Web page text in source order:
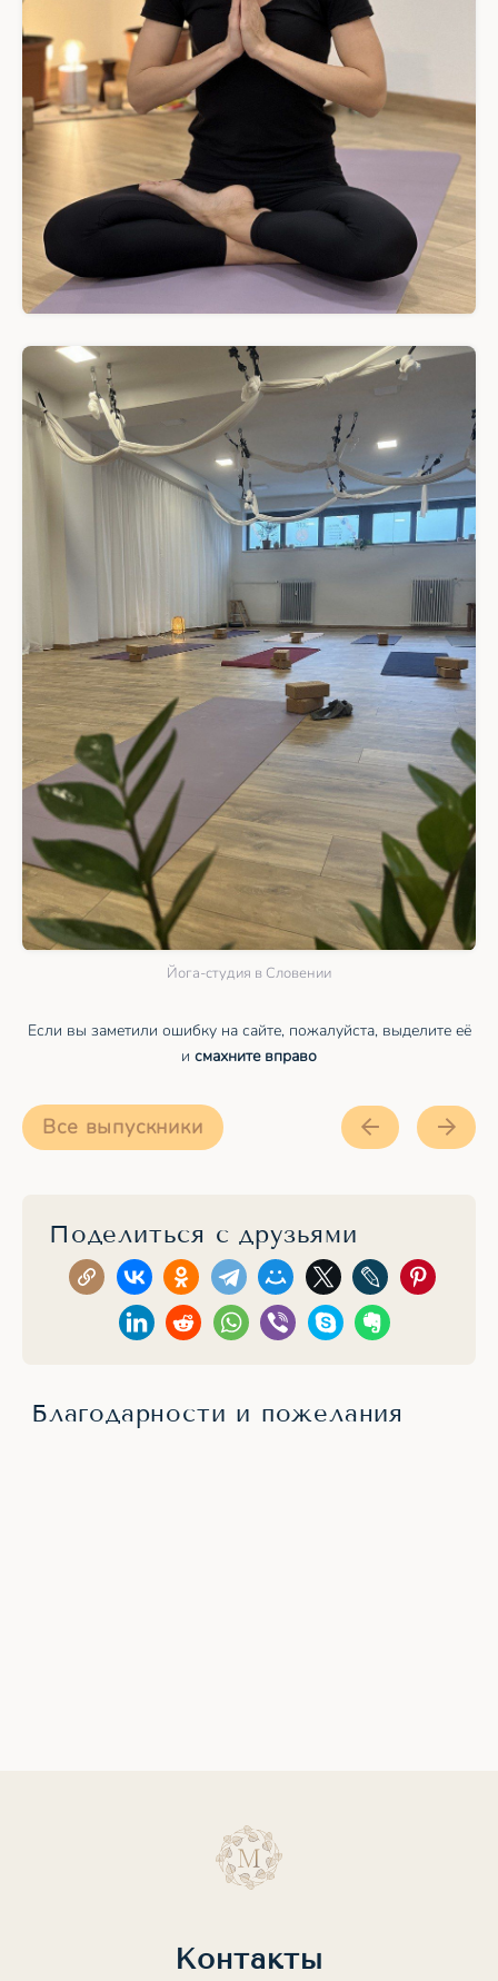
Йога-студия в Словении
Если вы заметили ошибку на сайте, пожалуйста, выделите её
и смахните вправо
Все выпускники
Поделиться с друзьями
Благодарности и пожелания
Контакты